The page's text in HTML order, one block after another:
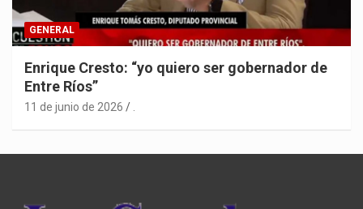
GENERAL
Enrique Cresto: “yo quiero ser gobernador de
Entre Ríos”
11 de junio de 2026